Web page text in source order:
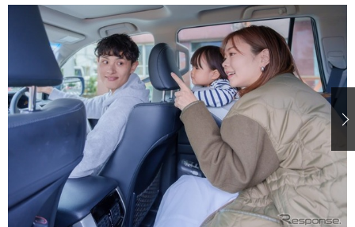
中国 四国
九州 沖縄
注目の記事
ショップレポート 愛車 File
自動車豆知識 ストップ！不具合修理＆粗悪修理
鈑金・塗装
ディテイリング
ディテイリング 洗車
ヘッドライト磨き コーティング
フィルム・ラッピング
小キズ直し 防錆
特集記事
ストップ 不具合修理＆粗悪修理
カーメーカー「旧車」関連プロジェ
ショップ紹介